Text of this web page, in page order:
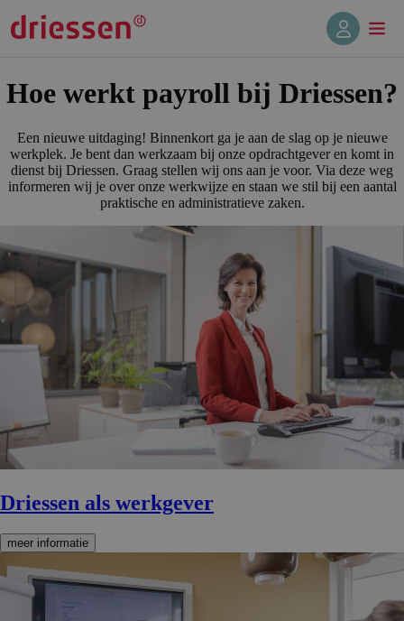
Hoe werkt payroll bij Driessen?
Een nieuwe uitdaging! Binnenkort ga je aan de slag op je nieuwe
werkplek. Je bent dan werkzaam bij onze opdrachtgever en komt in
dienst bij Driessen. Graag stellen wij ons aan je voor. Via deze weg
informeren wij je over onze werkwijze en staan we stil bij een aantal
praktische en administratieve zaken.
Driessen als werkgever
meer informatie